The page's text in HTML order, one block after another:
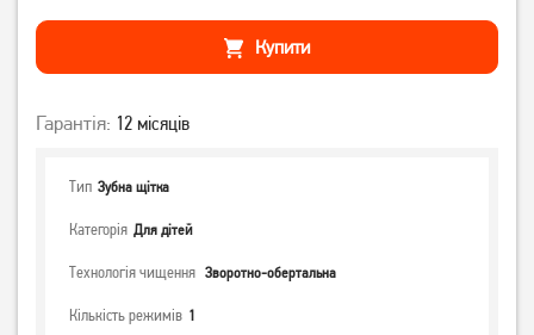
Купити
Гарантія: 12 місяців
Тип Зубна щітка
Категорія Для дітей
Технологія чищення Зворотно-обертальна
Кількість режимів 1